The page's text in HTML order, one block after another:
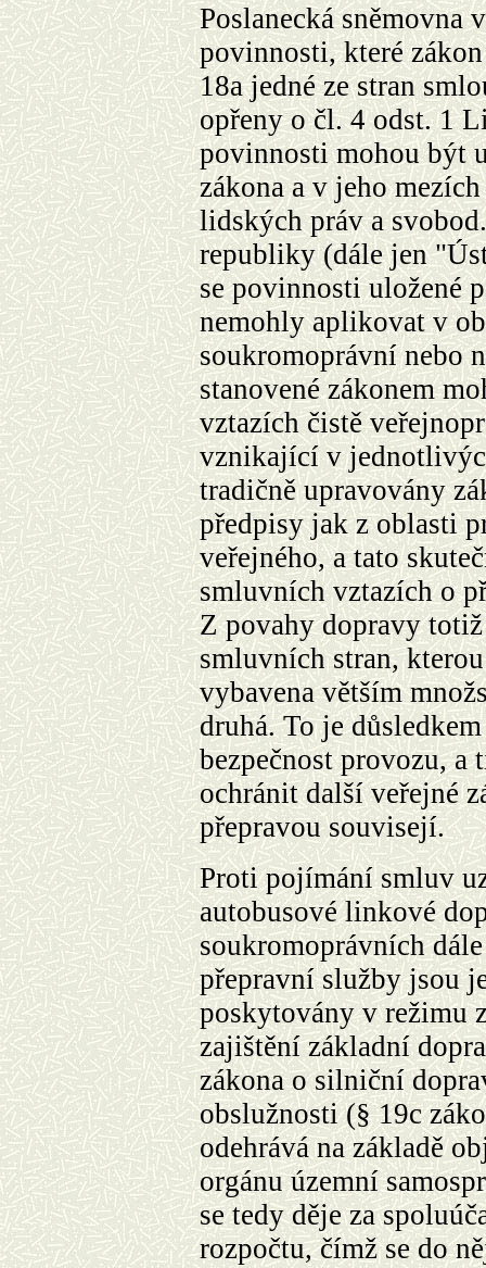
Poslanecká sněmovna
povinnosti, které
18a jedné ze stran
opřeny o čl. 4 odst. 1
povinnosti mohou být
zákona a v jeho
lidských práv a
republiky (dále jen
se povinnosti uložené
nemohly aplikovat v
soukromoprávní nebo
stanovené zákonem
vztazích čistě
vznikající v
tradičně upravovány
předpisy jak z oblasti
veřejného, a tato
smluvních vztazích o
Z povahy dopravy
smluvních stran,
vybavena větším
druhá. To je
bezpečnost provozu, a
ochránit další veřejné
přepravou souvisejí.
Proti pojímání smluv
autobusové linkové
soukromoprávních
přepravní služby jsou
poskytovány v režimu
zajištění základní
zákona o silniční
obslužnosti (§ 19c
odehrává na základě
orgánu územní
se tedy děje za
rozpočtu, čímž se do